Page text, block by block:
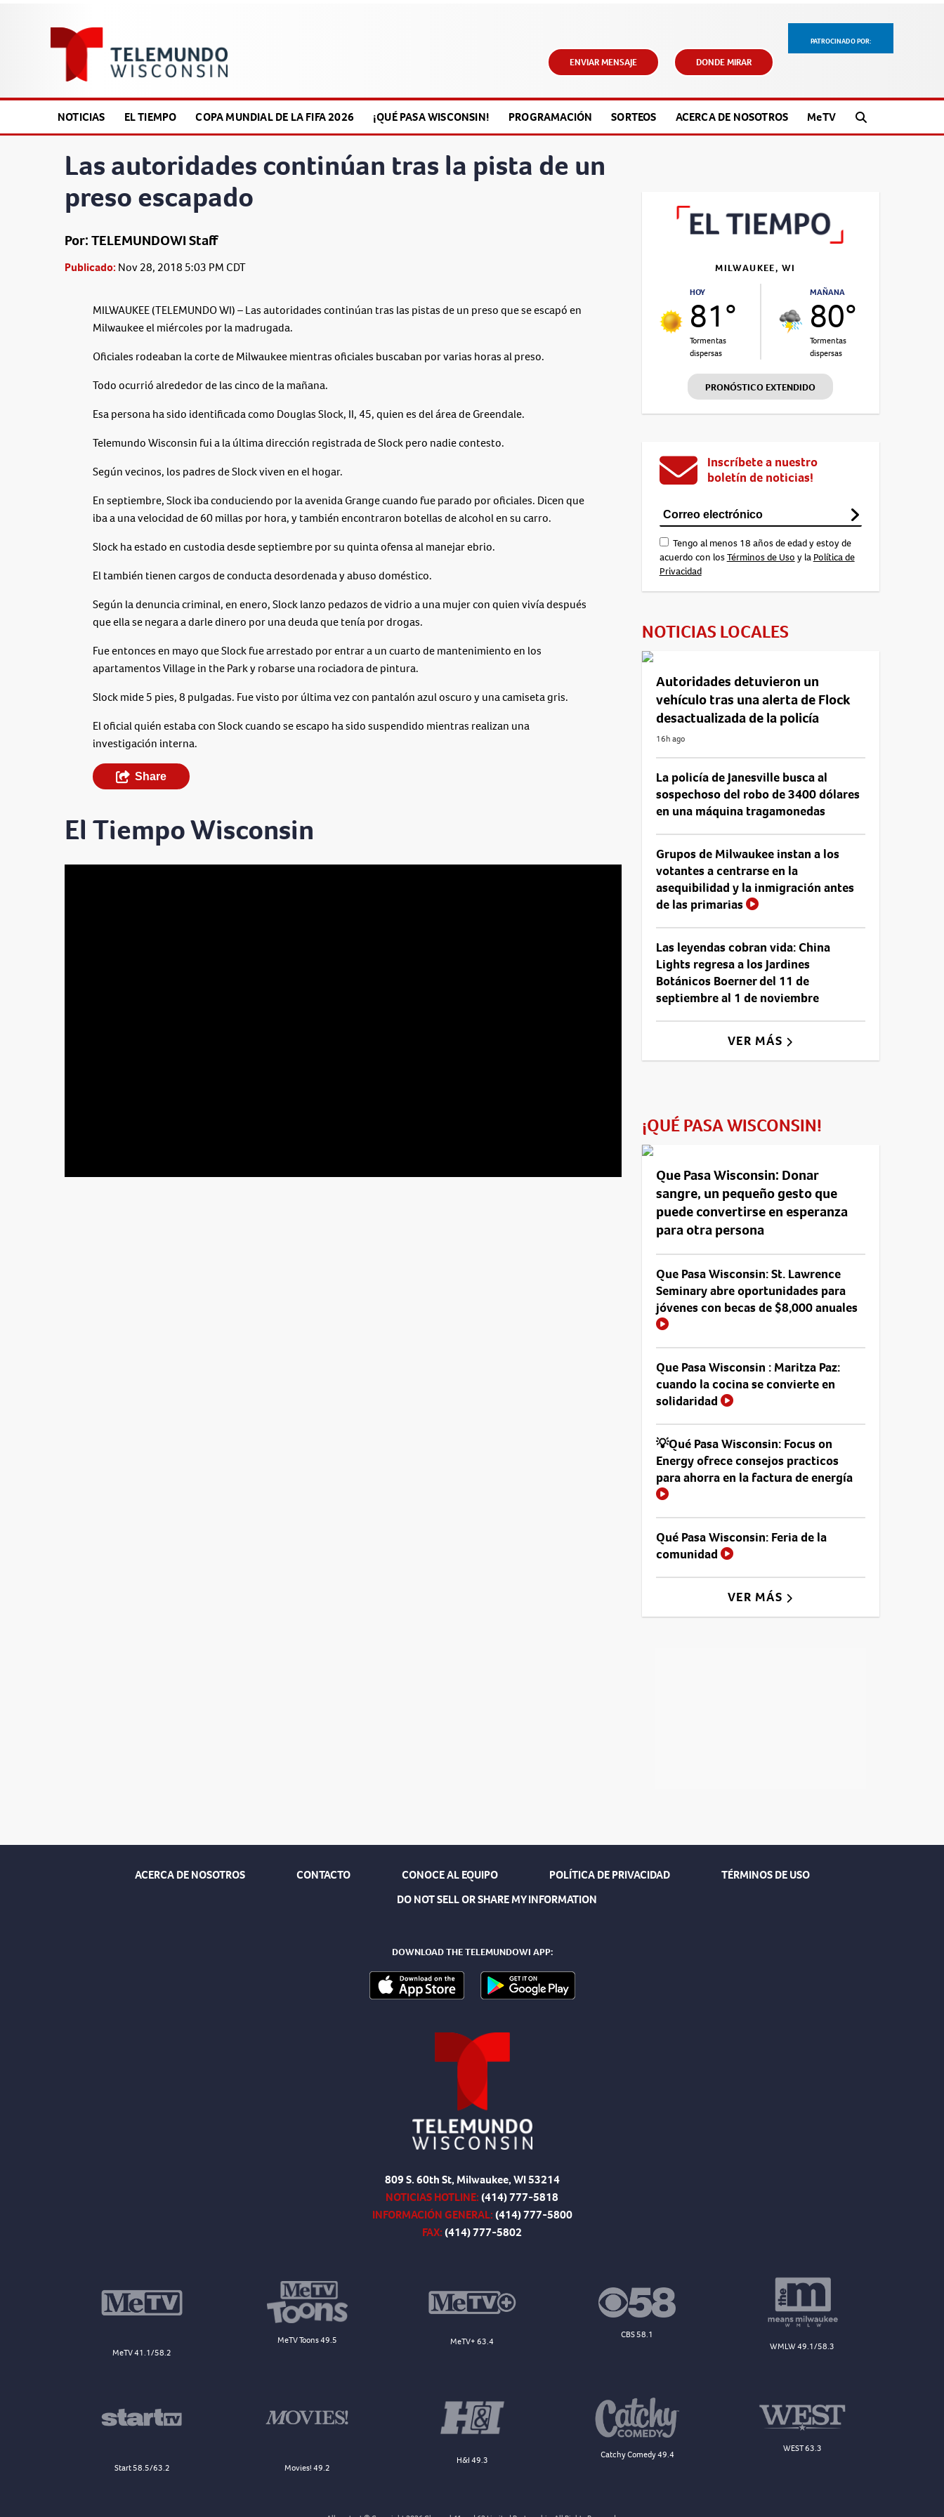
PATROCINADO POR:
ENVIAR MENSAJE DONDE MIRAR
NOTICIAS EL TIEMPO COPA MUNDIAL DE LA FIFA 2026 ¡QUÉ PASA WISCONSIN! PROGRAMACIÓN SORTEOS ACERCA DE NOSOTROS MeTV
Las autoridades continúan tras la pista de un
preso escapado
Por: TELEMUNDOWI Staff
Publicado: Nov 28, 2018 5:03 PM CDT
MILWAUKEE (TELEMUNDO WI) – Las autoridades continúan tras las pistas de un preso que se escapó en
Milwaukee el miércoles por la madrugada.
Oficiales rodeaban la corte de Milwaukee mientras oficiales buscaban por varias horas al preso.
Todo ocurrió alrededor de las cinco de la mañana.
Esa persona ha sido identificada como Douglas Slock, II, 45, quien es del área de Greendale.
Telemundo Wisconsin fui a la última dirección registrada de Slock pero nadie contesto.
Según vecinos, los padres de Slock viven en el hogar.
En septiembre, Slock iba conduciendo por la avenida Grange cuando fue parado por oficiales. Dicen que
iba a una velocidad de 60 millas por hora, y también encontraron botellas de alcohol en su carro.
Slock ha estado en custodia desde septiembre por su quinta ofensa al manejar ebrio.
El también tienen cargos de conducta desordenada y abuso doméstico.
Según la denuncia criminal, en enero, Slock lanzo pedazos de vidrio a una mujer con quien vivía después
que ella se negara a darle dinero por una deuda que tenía por drogas.
Fue entonces en mayo que Slock fue arrestado por entrar a un cuarto de mantenimiento en los
apartamentos Village in the Park y robarse una rociadora de pintura.
Slock mide 5 pies, 8 pulgadas. Fue visto por última vez con pantalón azul oscuro y una camiseta gris.
El oficial quién estaba con Slock cuando se escapo ha sido suspendido mientras realizan una
investigación interna.
Share
El Tiempo Wisconsin
MILWAUKEE, WI
HOY
81°
Tormentas
dispersas
MAÑANA
80°
Tormentas
dispersas
PRONÓSTICO EXTENDIDO
Inscríbete a nuestro
boletín de noticias!
Tengo al menos 18 años de edad y estoy de
acuerdo con losTérminos de Uso y la Política de
Privacidad
NOTICIAS LOCALES
Autoridades detuvieron un
vehículo tras una alerta de Flock
desactualizada de la policía
16h ago
La policía de Janesville busca al
sospechoso del robo de 3400 dólares
en una máquina tragamonedas
Grupos de Milwaukee instan a los
votantes a centrarse en la
asequibilidad y la inmigración antes
de las primarias
Las leyendas cobran vida: China
Lights regresa a los Jardines
Botánicos Boerner del 11 de
septiembre al 1 de noviembre
VER MÁS
¡QUÉ PASA WISCONSIN!
Que Pasa Wisconsin: Donar
sangre, un pequeño gesto que
puede convertirse en esperanza
para otra persona
Que Pasa Wisconsin: St. Lawrence
Seminary abre oportunidades para
jóvenes con becas de $8,000 anuales
Que Pasa Wisconsin : Maritza Paz:
cuando la cocina se convierte en
solidaridad
💡Qué Pasa Wisconsin: Focus on
Energy ofrece consejos practicos
para ahorra en la factura de energía
Qué Pasa Wisconsin: Feria de la
comunidad
VER MÁS
ACERCA DE NOSOTROS CONTACTO CONOCE AL EQUIPO POLÍTICA DE PRIVACIDAD
TÉRMINOS DE USO
DO NOT SELL OR SHARE MY INFORMATION
DOWNLOAD THE TELEMUNDOWI APP:
809 S. 60th St, Milwaukee, WI 53214
NOTICIAS HOTLINE:(414) 777-5818
INFORMACIÓN GENERAL:(414) 777-5800
FAX:(414) 777-5802
MeTV 41.1/58.2
MeTV Toons 49.5 MeTV+ 63.4
CBS 58.1
WMLW 49.1/58.3
Start 58.5/63.2 Movies! 49.2
H&I 49.3
Catchy Comedy 49.4
WEST 63.3